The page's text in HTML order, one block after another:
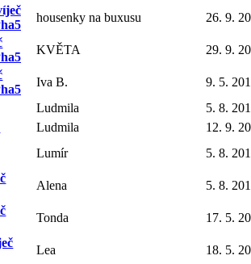
housenky na buxusu
26. 9.
KVĚTA
29. 9.
Iva B.
9. 5.
Ludmila
5. 8.
Ludmila
12. 9.
Lumír
5. 8.
Alena
5. 8.
Tonda
17. 5.
Lea
18. 5.